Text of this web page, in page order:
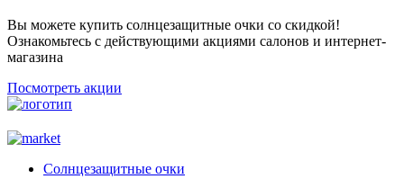
Вы можете купить солнцезащитные очки со скидкой!
Ознакомьтесь с действующими акциями салонов и интернет-
магазина
Посмотреть акции
Солнцезащитные очки